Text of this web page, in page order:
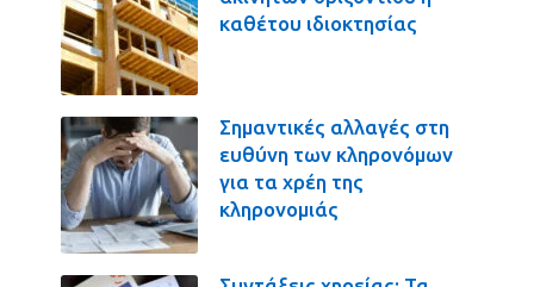
καθέτου ιδιοκτησίας
Σημαντικές αλλαγές στη
ευθύνη των κληρονόμων
για τα χρέη της
κληρονομιάς